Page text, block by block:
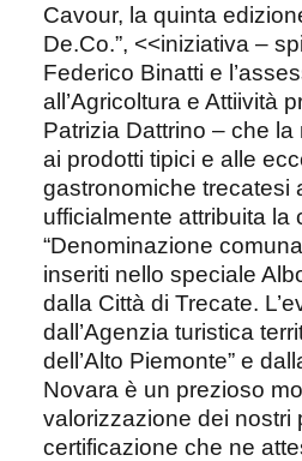
Cavour, la quinta
De.Co.”, <<iniziativa –
Federico Binatti e
all’Agricoltura e Attiività
Patrizia Dattrino – che
ai prodotti tipici e alle
gastronomiche trecatesi
ufficialmente attribuita la
“Denominazione
inseriti nello speciale
dalla Città di Trecate.
dall’Agenzia turistica
dell’Alto Piemonte” e
Novara è un prezioso
valorizzazione dei nostri
certificazione che ne